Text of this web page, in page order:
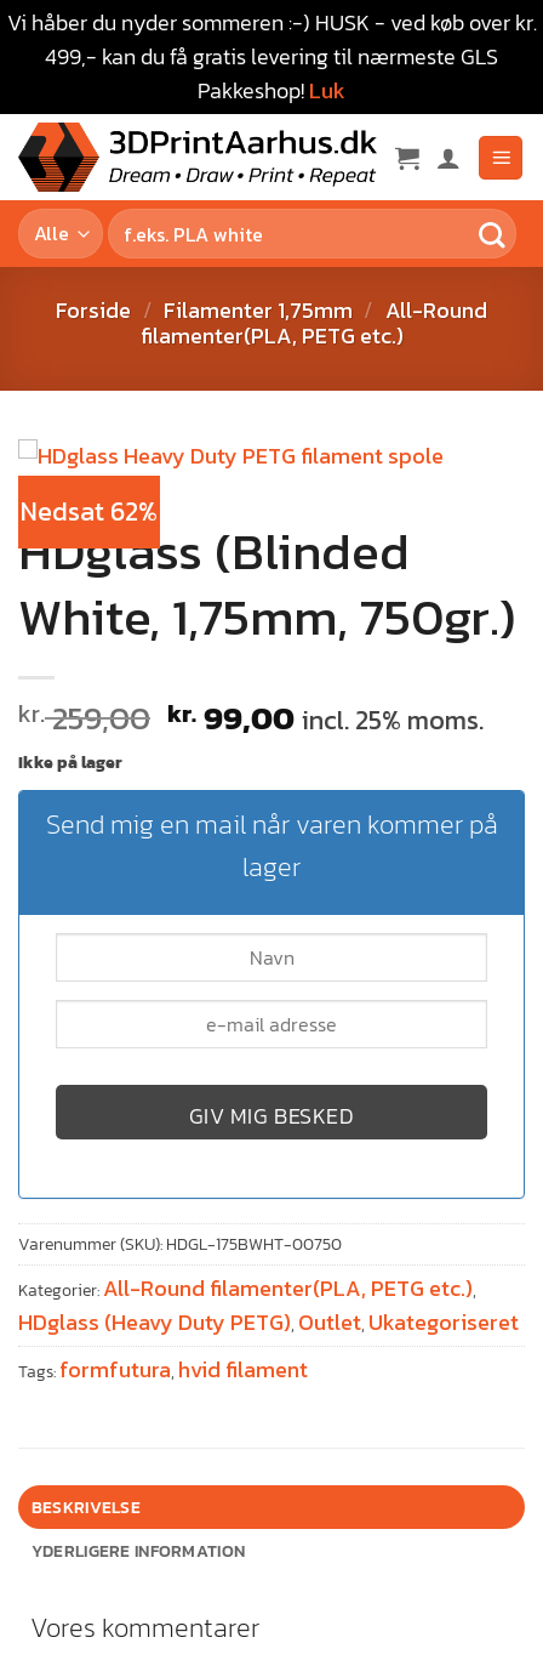
Vi håber du nyder sommeren :-) HUSK - ved køb over kr.
499,- kan du få gratis levering til nærmeste GLS
Pakkeshop!Luk
Forside / Filamenter 1,75mm / All-Round
filamenter(PLA, PETG etc.)
Nedsat 62%
HDglass (Blinded
White, 1,75mm, 750gr.)
kr.259,00 kr. 99,00incl. 25% moms.
Ikke på lager
Send mig en mail når varen kommer på
lager
GIV MIG BESKED
Varenummer (SKU):HDGL-175BWHT-00750
Kategorier:All-Round filamenter(PLA, PETG etc.),
HDglass (Heavy Duty PETG), Outlet, Ukategoriseret
Tags:formfutura, hvid filament
BESKRIVELSE
YDERLIGERE INFORMATION
Vores kommentarer